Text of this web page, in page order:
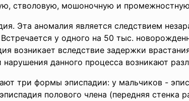
стволовую, мошоночную и
Эта аномалия является следствием
Встречается у одного на 50 тыс.
возникает вследствие задержки
нарушения данного процесса возникают
три формы эписпадии: у мальчиков -
полового члена (передняя